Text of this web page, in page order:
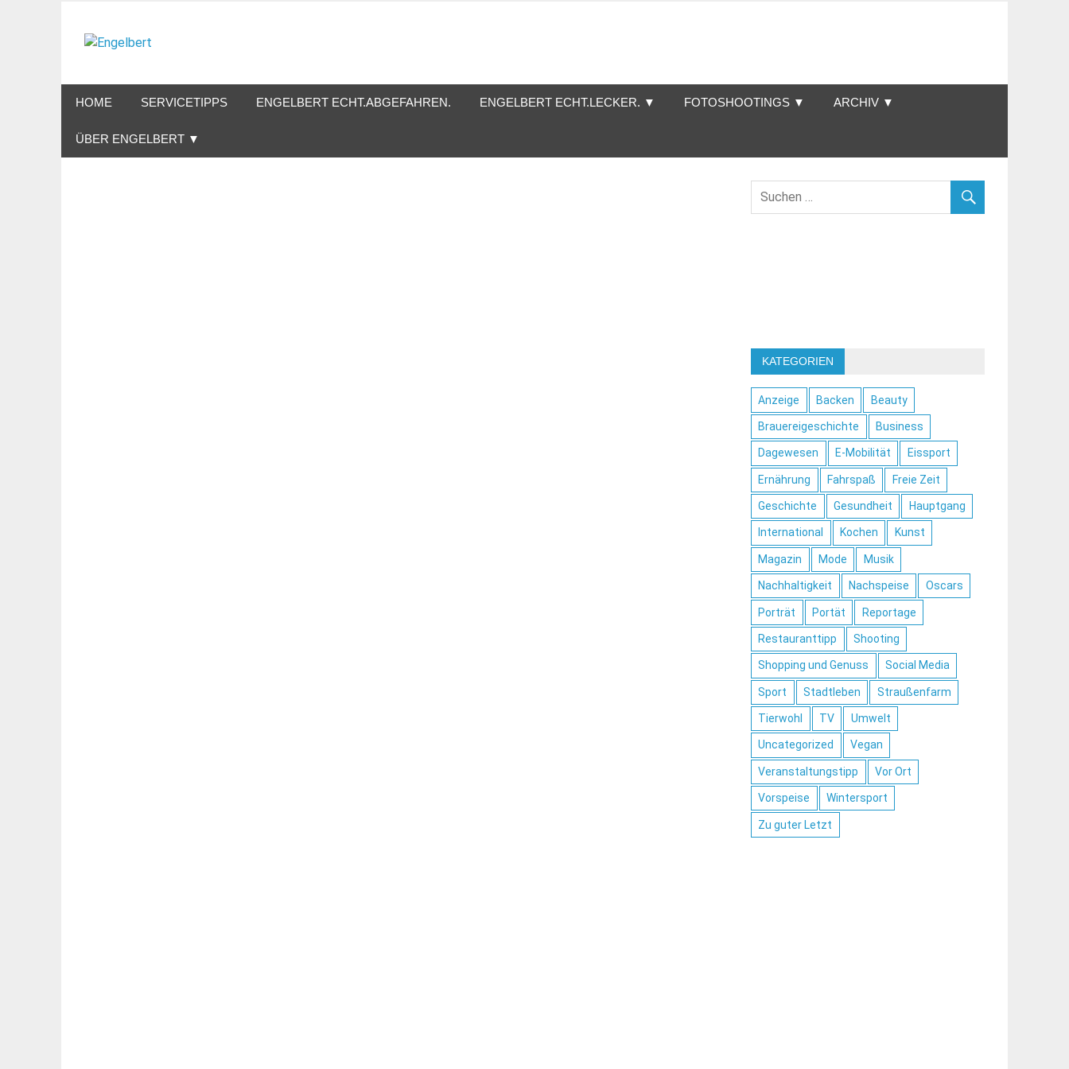
springen
HOME SERVICETIPPS ENGELBERT ECHT.ABGEFAHREN. ENGELBERT ECHT.LECKER. ▼ FOTOSHOOTINGS ▼ ARCHIV ▼
ÜBER ENGELBERT ▼
KATEGORIEN
Anzeige Backen Beauty
Brauereigeschichte Business
Dagewesen E-Mobilität Eissport
Ernährung Fahrspaß Freie Zeit
Geschichte Gesundheit Hauptgang
International Kochen Kunst
Magazin Mode Musik
Nachhaltigkeit Nachspeise Oscars
Porträt Portät Reportage
Restauranttipp Shooting
Shopping und Genuss Social Media
Sport Stadtleben Straußenfarm
Tierwohl TV Umwelt
Uncategorized Vegan
Veranstaltungstipp Vor Ort
Vorspeise Wintersport
Zu guter Letzt